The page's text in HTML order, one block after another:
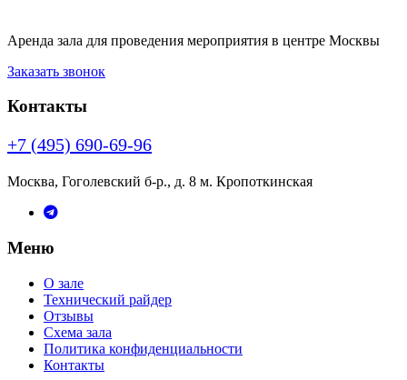
Аренда зала для проведения мероприятия в центре Москвы
Заказать звонок
Контакты
+7 (495) 690-69-96
Москва, Гоголевский б-р., д. 8 м. Кропоткинская
Меню
О зале
Технический райдер
Отзывы
Схема зала
Политика конфиденциальности
Контакты